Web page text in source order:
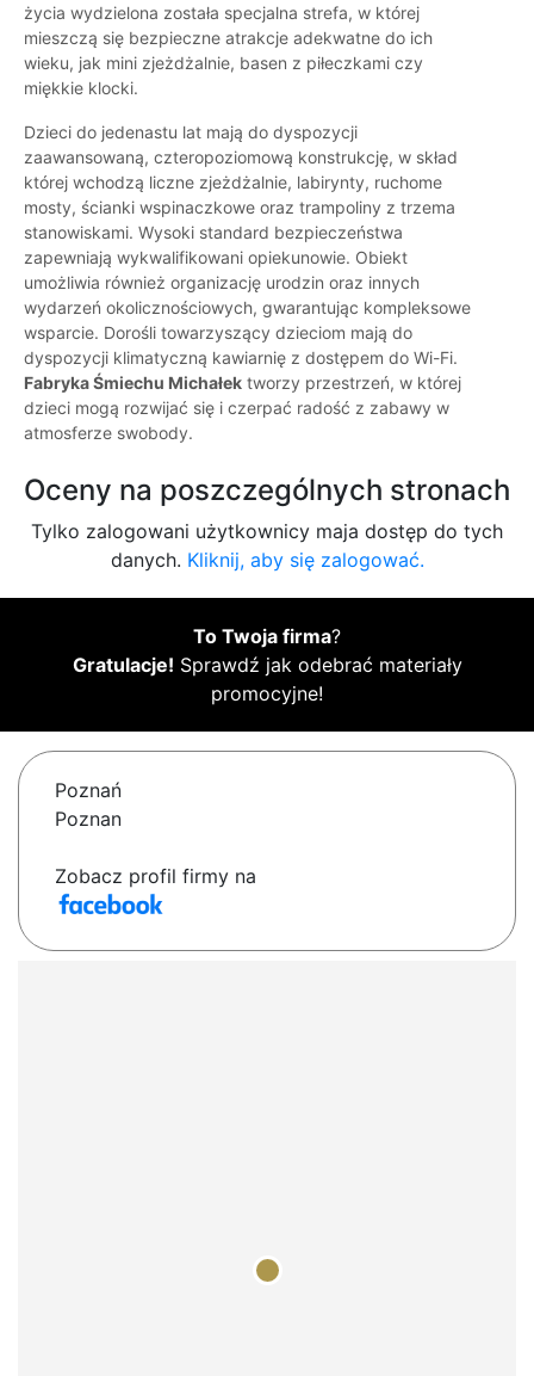
życia wydzielona została specjalna strefa, w której
mieszczą się bezpieczne atrakcje adekwatne do ich
wieku, jak mini zjeżdżalnie, basen z piłeczkami czy
miękkie klocki.
Dzieci do jedenastu lat mają do dyspozycji
zaawansowaną, czteropoziomową konstrukcję, w skład
której wchodzą liczne zjeżdżalnie, labirynty, ruchome
mosty, ścianki wspinaczkowe oraz trampoliny z trzema
stanowiskami. Wysoki standard bezpieczeństwa
zapewniają wykwalifikowani opiekunowie. Obiekt
umożliwia również organizację urodzin oraz innych
wydarzeń okolicznościowych, gwarantując kompleksowe
wsparcie. Dorośli towarzyszący dzieciom mają do
dyspozycji klimatyczną kawiarnię z dostępem do Wi-Fi.
Fabryka Śmiechu Michałek tworzy przestrzeń, w której
dzieci mogą rozwijać się i czerpać radość z zabawy w
atmosferze swobody.
Oceny na poszczególnych stronach
Tylko zalogowani użytkownicy maja dostęp do tych
danych. Kliknij, aby się zalogować.
To Twoja firma?
Gratulacje! Sprawdź jak odebrać materiały
promocyjne!
Poznań
Poznan
Zobacz profil firmy na